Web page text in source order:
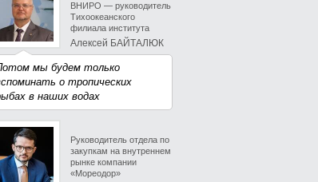
ВНИРО — руководитель
Тихоокеанского
филиала института
Алексей БАЙТАЛЮК
мы будем только
о тропических
в наших водах
Руководитель отдела по
закупкам на внутреннем
рынке компании
«Мореодор»